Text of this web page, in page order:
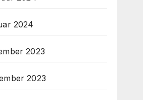
2024
2023
2023